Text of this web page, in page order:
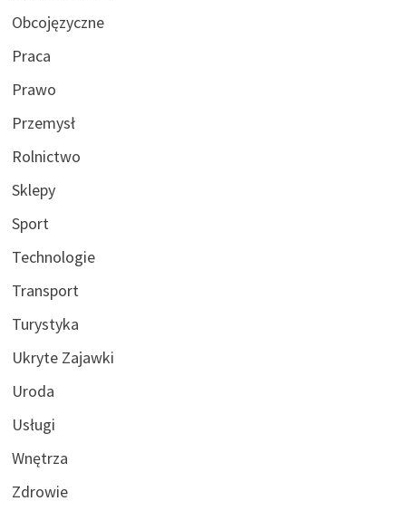
Obcojęzyczne
Praca
Prawo
Przemysł
Rolnictwo
Sklepy
Sport
Technologie
Transport
Turystyka
Ukryte Zajawki
Uroda
Usługi
Wnętrza
Zdrowie